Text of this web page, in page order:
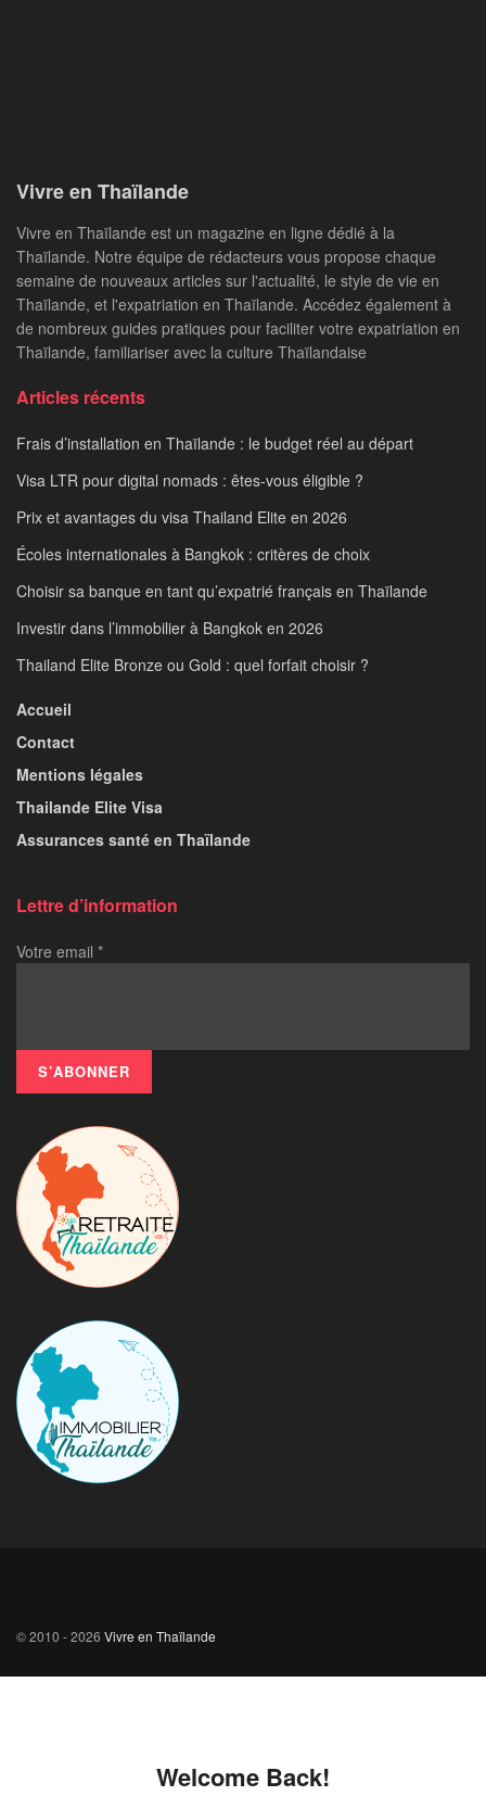
Vivre en Thaïlande
Vivre en Thaïlande est un magazine en ligne dédié à la
Thaïlande. Notre équipe de rédacteurs vous propose chaque
semaine de nouveaux articles sur l'actualité, le style de vie en
Thaïlande, et l'expatriation en Thaïlande. Accédez également à
de nombreux guides pratiques pour faciliter votre expatriation en
Thaïlande, familiariser avec la culture Thaïlandaise
Articles récents
Frais d’installation en Thaïlande : le budget réel au départ
Visa LTR pour digital nomads : êtes-vous éligible ?
Prix et avantages du visa Thailand Elite en 2026
Écoles internationales à Bangkok : critères de choix
Choisir sa banque en tant qu’expatrié français en Thaïlande
Investir dans l’immobilier à Bangkok en 2026
Thailand Elite Bronze ou Gold : quel forfait choisir ?
Accueil
Contact
Mentions légales
Thailande Elite Visa
Assurances santé en Thaïlande
Lettre d’information
Votre email *
© 2010 - 2026 Vivre en Thaïlande
Welcome Back!